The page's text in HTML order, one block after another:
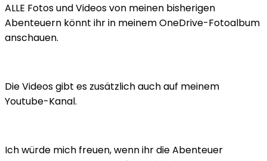
ALLE Fotos und Videos von meinen bisherigen
Abenteuern könnt ihr in meinem OneDrive-Fotoalbum
anschauen.
Die Videos gibt es zusätzlich auch auf meinem
Youtube-Kanal.
Ich würde mich freuen, wenn ihr die Abenteuer